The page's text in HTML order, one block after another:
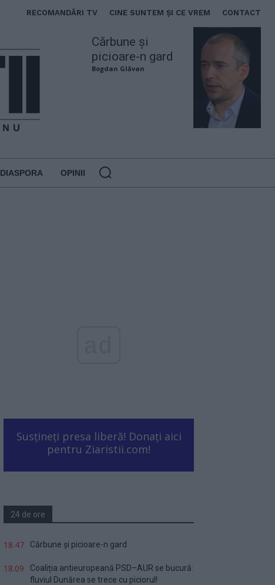
RECOMANDĂRI TV CINE SUNTEM ȘI CE VREM CONTACT
Cărbune și
picioare-n gard
Bogdan Glăvan
DIASPORA OPINII
Susțineți presa liberă! Donați aici
pentru Ziaristii.com!
24 de ore
18.47 Cărbune și picioare-n gard
18.09
Coaliția antieuropeană PSD–AUR se bucură:
fluviul Dunărea se trece cu piciorul!